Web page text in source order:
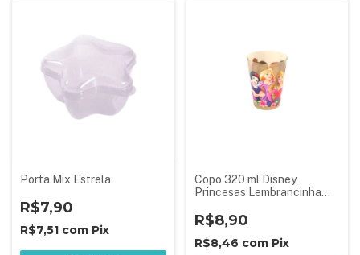
Porta Mix Estrela
R$7,90
R$7,51 com Pix
Copo 320 ml Disney
Princesas Lembrancinha
R$8,90
R$8,46 com Pix